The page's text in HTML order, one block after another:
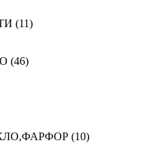
(11)
(46)
(10)